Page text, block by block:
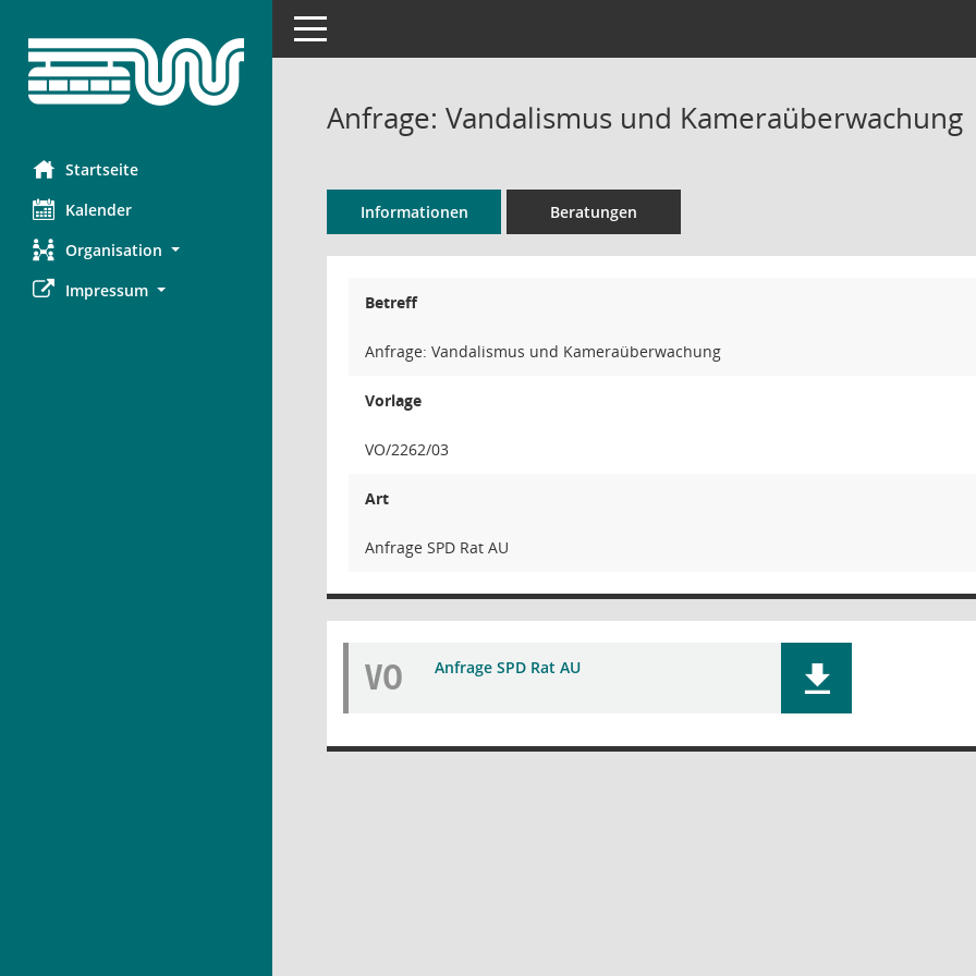
Startseite
Kalender
Organisation
Impressum
Toggle navigation
Anfrage: Vandalismus und Kameraüberwachung
Informationen Beratungen
Betreff
Anfrage: Vandalismus und Kameraüberwachung
Vorlage
VO/2262/03
Art
Anfrage SPD Rat AU
VO Anfrage SPD Rat AU